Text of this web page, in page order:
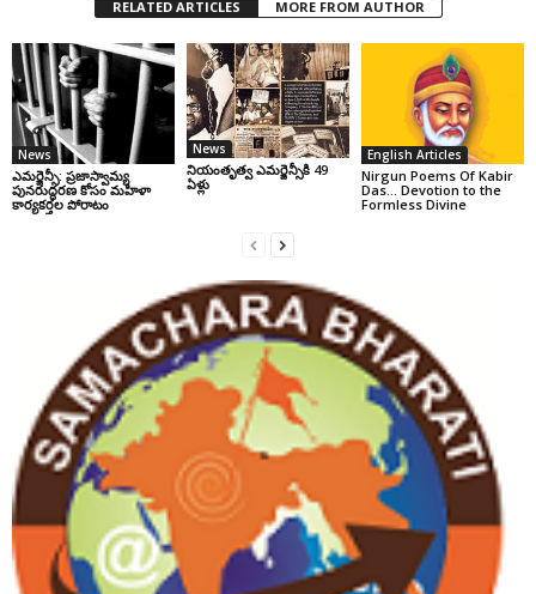
RELATED ARTICLES MORE FROM AUTHOR
News
ఎమర్జెన్సీ: ప్రజాస్వామ్య
పునరుద్ధరణ కోసం మహిళా
కార్యకర్తల పోరాటం
News
నియంతృత్వ ఎమర్జెన్సీకి 49
ఏళ్లు
English Articles
Nirgun Poems Of Kabir
Das… Devotion to the
Formless Divine